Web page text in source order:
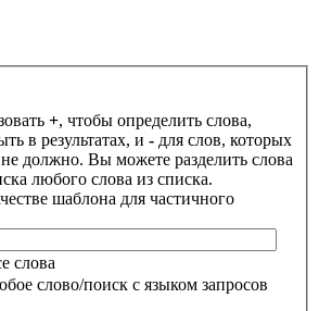
+, чтобы определить слова,
в результатах, и - для слов, которых
не должно. Вы можете разделить слова
любого слова из списка.
шаблона для частичного
слова
слово/поиск с языком запросов